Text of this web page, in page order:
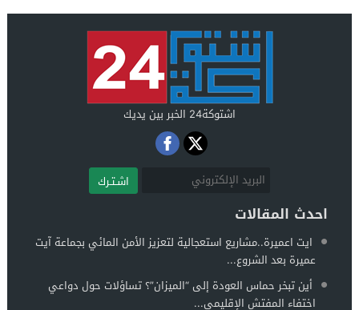
اشتوكة24 الخبر بين يديك
اشـتـرك
احدث المقالات
ايت اعميرة..مشاريع استعجالية لتعزيز الأمن المائي بجماعة آيت
عميرة بعد الشروع...
أين تبخر حماس العودة إلى “الميزان”؟ تساؤلات حول دواعي
اختفاء المفتش الإقليمي...